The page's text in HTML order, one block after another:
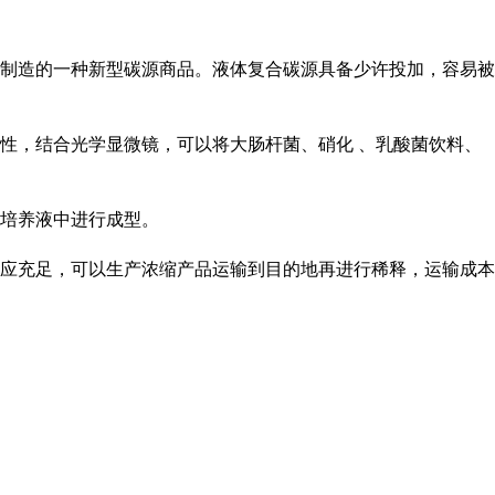
造的一种新型碳源商品。液体复合碳源具备少许投加，容易被
结合光学显微镜，可以将大肠杆菌、硝化 、乳酸菌饮料、
养液中进行成型。
充足，可以生产浓缩产品运输到目的地再进行稀释，运输成本